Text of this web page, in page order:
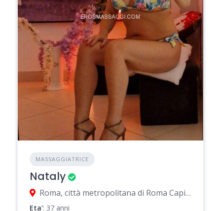
MASSAGGIATRICE
Nataly
Roma, città metropolitana di Roma Capitale, Italia
Eta': 37 anni